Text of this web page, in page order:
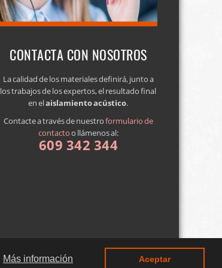
Más información Aceptar
CONTACTA CON NOSOTROS
La calidad de los materiales definirá, junto a
los trabajos de los expertos, el resultado final
en elaislamiento acústico.
Contacte a través de nuestroformulario de
contactoo llámenos al:
609 342 344